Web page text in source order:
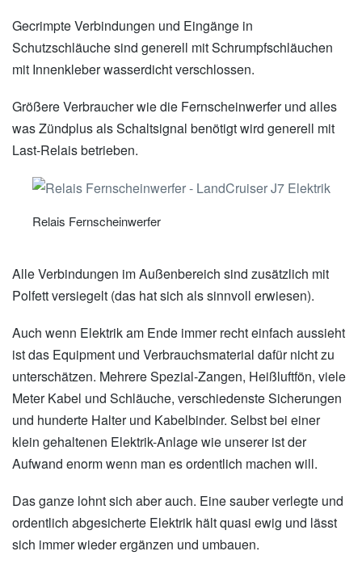
Gecrimpte Verbindungen und Eingänge in
Schutzschläuche sind generell mit Schrumpfschläuchen
mit Innenkleber wasserdicht verschlossen.
Größere Verbraucher wie die Fernscheinwerfer und alles
was Zündplus als Schaltsignal benötigt wird generell mit
Last-Relais betrieben.
Relais Fernscheinwerfer
Alle Verbindungen im Außenbereich sind zusätzlich mit
Polfett versiegelt (das hat sich als sinnvoll erwiesen).
Auch wenn Elektrik am Ende immer recht einfach aussieht
ist das Equipment und Verbrauchsmaterial dafür nicht zu
unterschätzen. Mehrere Spezial-Zangen, Heißluftfön, viele
Meter Kabel und Schläuche, verschiedenste Sicherungen
und hunderte Halter und Kabelbinder. Selbst bei einer
klein gehaltenen Elektrik-Anlage wie unserer ist der
Aufwand enorm wenn man es ordentlich machen will.
Das ganze lohnt sich aber auch. Eine sauber verlegte und
ordentlich abgesicherte Elektrik hält quasi ewig und lässt
sich immer wieder ergänzen und umbauen.